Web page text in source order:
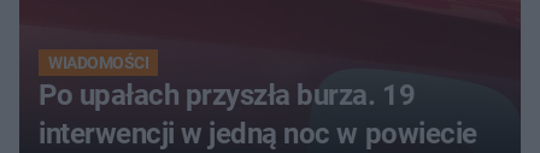
WIADOMOŚCI
Po upałach przyszła burza. 19
interwencji w jedną noc w powiecie